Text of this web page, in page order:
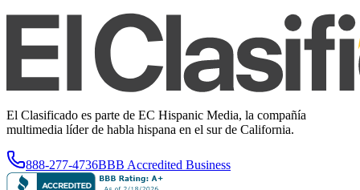
El Clasificado es parte de EC Hispanic Media, la compañía
multimedia líder de habla hispana en el sur de California.
888-277-4736BBB Accredited Business